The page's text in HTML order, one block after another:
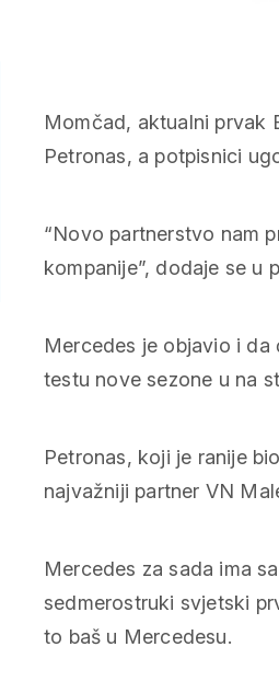
Momčad, aktualni prvak
Petronas, a potpisnici
“Novo partnerstvo nam
kompanije”, dodaje se u
Mercedes je objavio i da
testu nove sezone u na
Petronas, koji je ranije
najvažniji partner VN
Mercedes za sada ima
sedmerostruki svjetski
to baš u Mercedesu.